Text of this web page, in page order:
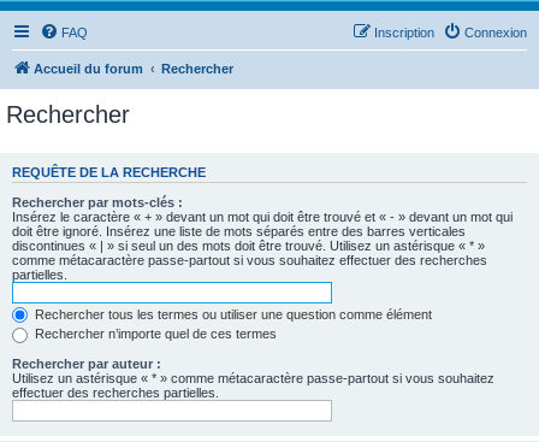
FAQ Connexion
Inscription
Accueil du forum Rechercher
Rechercher
REQUÊTE DE LA RECHERCHE
Rechercher par mots-clés :
Insérez le caractère « + » devant un mot qui doit être trouvé et « - » devant un mot qui
doit être ignoré. Insérez une liste de mots séparés entre des barres verticales
discontinues « | » si seul un des mots doit être trouvé. Utilisez un astérisque « * »
comme métacaractère passe-partout si vous souhaitez effectuer des recherches
partielles.
Rechercher tous les termes ou utiliser une question comme élément
Rechercher n’importe quel de ces termes
Rechercher par auteur :
Utilisez un astérisque « * » comme métacaractère passe-partout si vous souhaitez
effectuer des recherches partielles.